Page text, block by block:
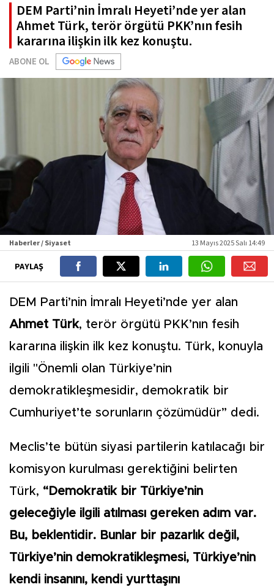
DEM Parti’nin İmralı Heyeti’nde yer alan
Ahmet Türk, terör örgütü PKK’nın fesih
kararına ilişkin ilk kez konuştu.
ABONE OL
Haberler / Siyaset 13 Mayıs 2025 Salı 14:49
PAYLAŞ
DEM Parti’nin İmralı Heyeti’nde yer alan
Ahmet Türk, terör örgütü PKK’nın fesih
kararına ilişkin ilk kez konuştu. Türk, konuyla
ilgili "Önemli olan Türkiye’nin
demokratikleşmesidir, demokratik bir
Cumhuriyet’te sorunların çözümüdür” dedi.
Meclis’te bütün siyasi partilerin katılacağı bir
komisyon kurulması gerektiğini belirten
Türk, “Demokratik bir Türkiye’nin
geleceğiyle ilgili atılması gereken adım var.
Bu, beklentidir. Bunlar bir pazarlık değil,
Türkiye’nin demokratikleşmesi, Türkiye’nin
kendi insanını, kendi yurttaşını